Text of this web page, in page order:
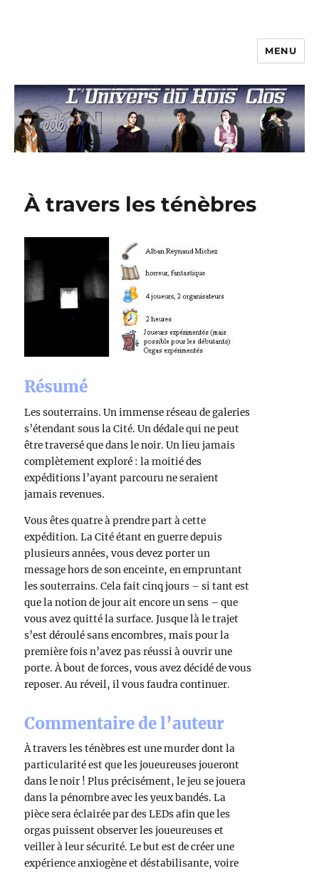
MENU
À travers les ténèbres
Résumé
Les souterrains. Un immense réseau de galeries
s’étendant sous la Cité. Un dédale qui ne peut
être traversé que dans le noir. Un lieu jamais
complètement exploré : la moitié des
expéditions l’ayant parcouru ne seraient
jamais revenues.
Vous êtes quatre à prendre part à cette
expédition. La Cité étant en guerre depuis
plusieurs années, vous devez porter un
message hors de son enceinte, en empruntant
les souterrains. Cela fait cinq jours – si tant est
que la notion de jour ait encore un sens – que
vous avez quitté la surface. Jusque là le trajet
s’est déroulé sans encombres, mais pour la
première fois n’avez pas réussi à ouvrir une
porte. À bout de forces, vous avez décidé de vous
reposer. Au réveil, il vous faudra continuer.
Commentaire de l’auteur
À travers les ténèbres est une murder dont la
particularité est que les joueureuses joueront
dans le noir ! Plus précisément, le jeu se jouera
dans la pénombre avec les yeux bandés. La
pièce sera éclairée par des LEDs afin que les
orgas puissent observer les joueureuses et
veiller à leur sécurité. Le but est de créer une
expérience anxiogène et déstabilisante, voire